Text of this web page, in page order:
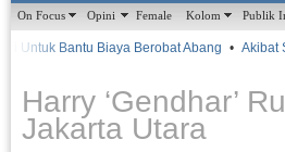
On Focus Opini Female Kolom Publik
Untuk Bantu Biaya Berobat Abang • Akibat
Harry ‘Gendhar’
Jakarta Utara